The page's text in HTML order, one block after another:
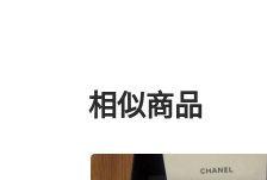
相似商品
更多相似Chanel女士